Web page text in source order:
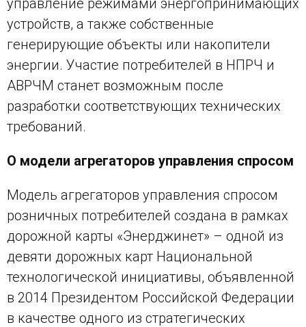
устройств, а также собственные
генерирующие объекты или накопители
энергии. Участие потребителей в НПРЧ и
АВРЧМ станет возможным после
разработки соответствующих технических
требований.
О модели агрегаторов управления спросом
Модель агрегаторов управления спросом
розничных потребителей создана в рамках
дорожной карты «Энерджинет» – одной из
девяти дорожных карт Национальной
технологической инициативы, объявленной
в 2014 Президентом Российской Федерации
в качестве одного из стратегических